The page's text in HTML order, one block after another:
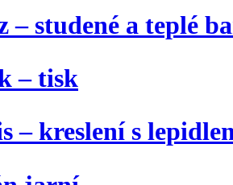
– studené a teplé
– tisk
– kreslení s